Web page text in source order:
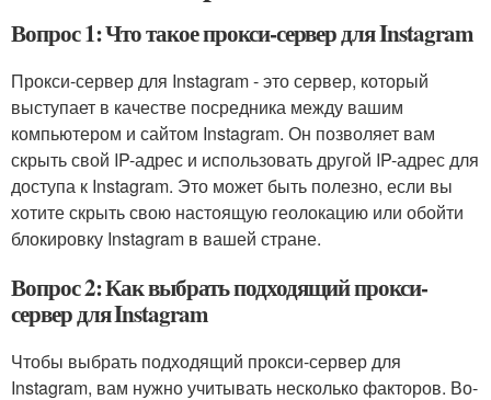
Вопрос 1: Что такое прокси-сервер для Instagram
Прокси-сервер для Instagram - это сервер, который
выступает в качестве посредника между вашим
компьютером и сайтом Instagram. Он позволяет вам
скрыть свой IP-адрес и использовать другой IP-адрес для
доступа к Instagram. Это может быть полезно, если вы
хотите скрыть свою настоящую геолокацию или обойти
блокировку Instagram в вашей стране.
Вопрос 2: Как выбрать подходящий прокси-
сервер для Instagram
Чтобы выбрать подходящий прокси-сервер для
Instagram, вам нужно учитывать несколько факторов. Во-